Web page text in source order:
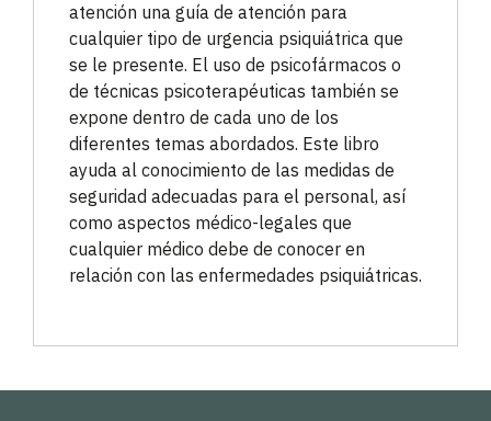
atención una guía de atención para
cualquier tipo de urgencia psiquiátrica que
se le presente. El uso de psicofármacos o
de técnicas psicoterapéuticas también se
expone dentro de cada uno de los
diferentes temas abordados. Este libro
ayuda al conocimiento de las medidas de
seguridad adecuadas para el personal, así
como aspectos médico-legales que
cualquier médico debe de conocer en
relación con las enfermedades psiquiátricas.